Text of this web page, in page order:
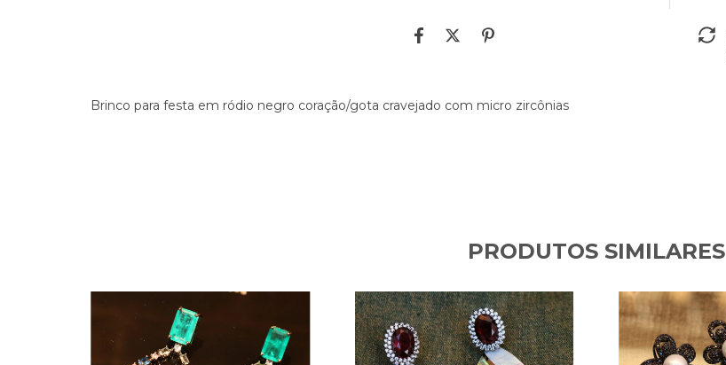
Brinco para festa em ródio negro coração/gota cravejado com micro zircônias
PRODUTOS SIMILARES